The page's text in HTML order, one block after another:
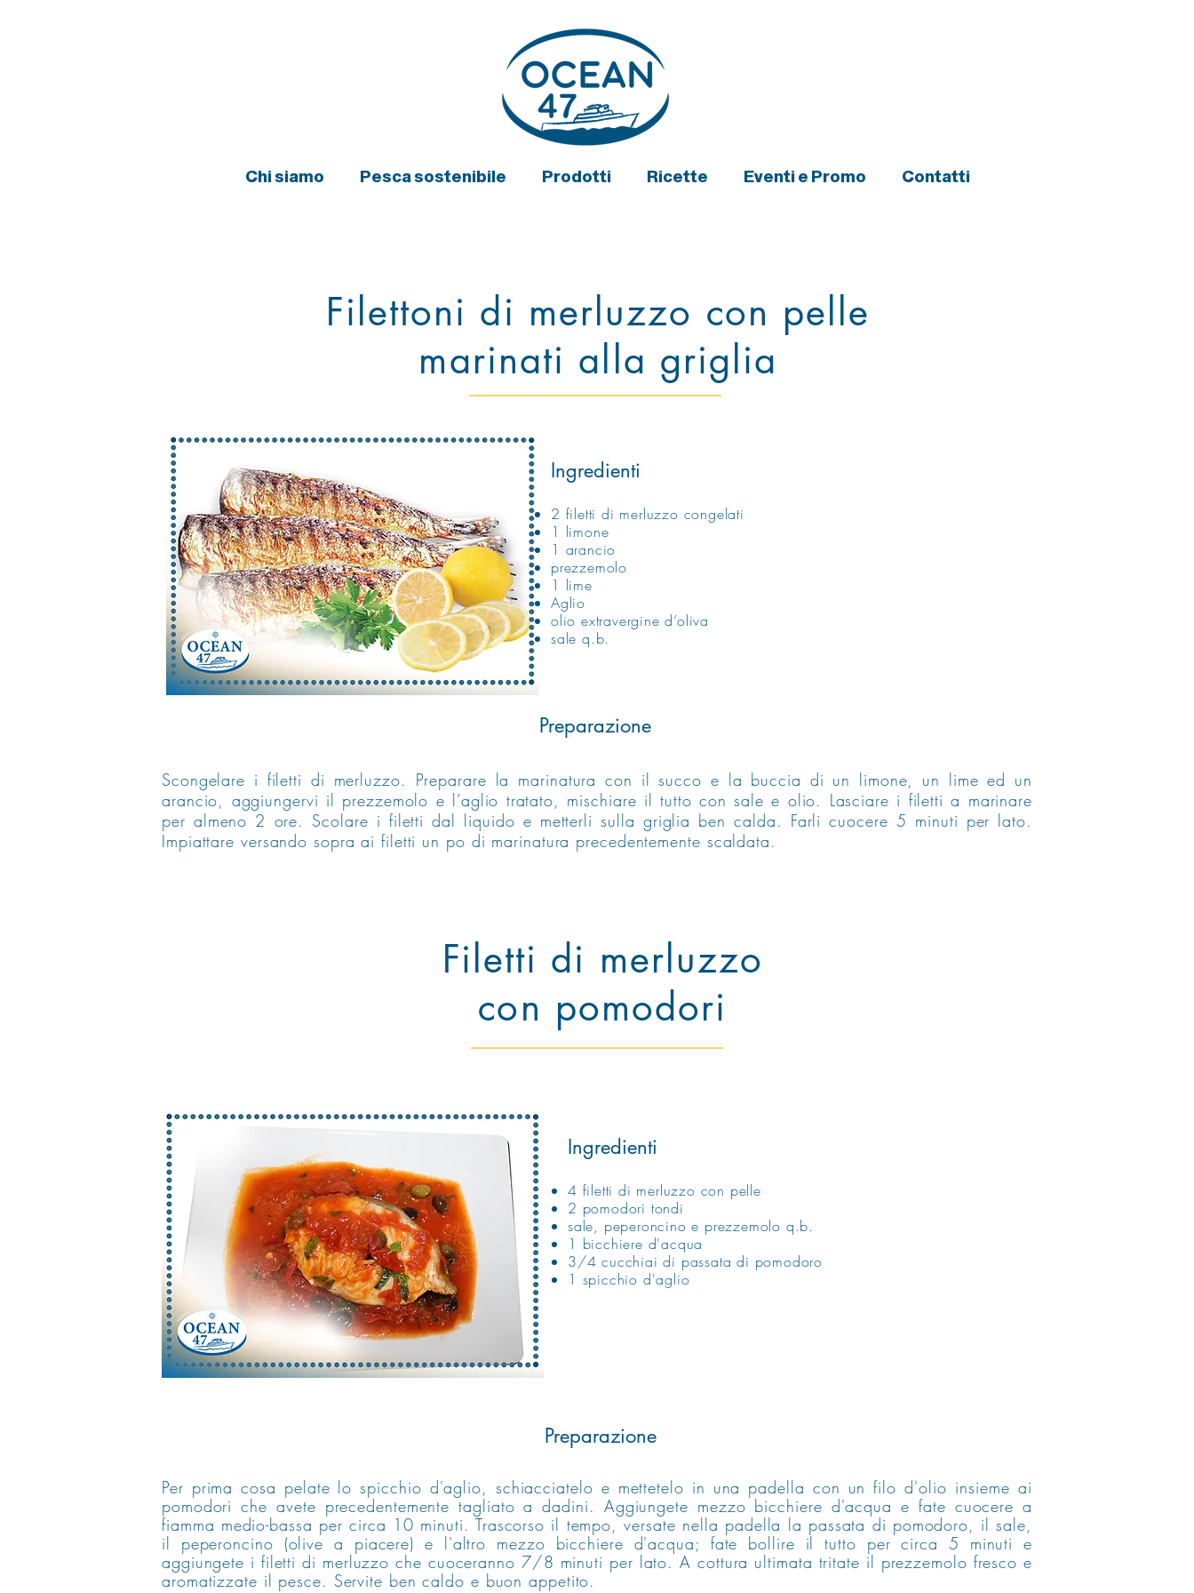
Chi siamo Pesca sostenibile Prodotti Ricette Eventi e Promo Contatti
Filettoni di merluzzo con pelle
marinati alla griglia
Ingredienti
2 filetti di merluzzo congelati
1 limone
1 arancio
prezzemolo
1 lime
Aglio
olio extravergine d’oliva
sale q.b.
Preparazione
Scongelare i filetti di merluzzo. Preparare la marinatura con il succo e la buccia di un limone, un lime ed un
arancio, aggiungervi il prezzemolo e l’aglio tratato, mischiare il tutto con sale e olio. Lasciare i filetti a marinare
per almeno 2 ore. Scolare i filetti dal liquido e metterli sulla griglia ben calda. Farli cuocere 5 minuti per lato.
Impiattare versando sopra ai filetti un po di marinatura precedentemente scaldata.
Filetti di merluzzo
con pomodori
Ingredienti
4 filetti di merluzzo con pelle
2 pomodori tondi
sale, peperoncino e prezzemolo q.b.
1 bicchiere d'acqua
3/4 cucchiai di passata di pomodoro
1 spicchio d'aglio
Preparazione
Per prima cosa pelate lo spicchio d'aglio, schiacciatelo e mettetelo in una padella con un filo d'olio insieme ai
pomodori che avete precedentemente tagliato a dadini. Aggiungete mezzo bicchiere d'acqua e fate cuocere a
fiamma medio-bassa per circa 10 minuti. Trascorso il tempo, versate nella padella la passata di pomodoro, il sale,
il peperoncino (olive a piacere) e l'altro mezzo bicchiere d'acqua; fate bollire il tutto per circa 5 minuti e
aggiungete i filetti di merluzzo che cuoceranno 7/8 minuti per lato. A cottura ultimata tritate il prezzemolo fresco e
aromatizzate il pesce. Servite ben caldo e buon appetito.